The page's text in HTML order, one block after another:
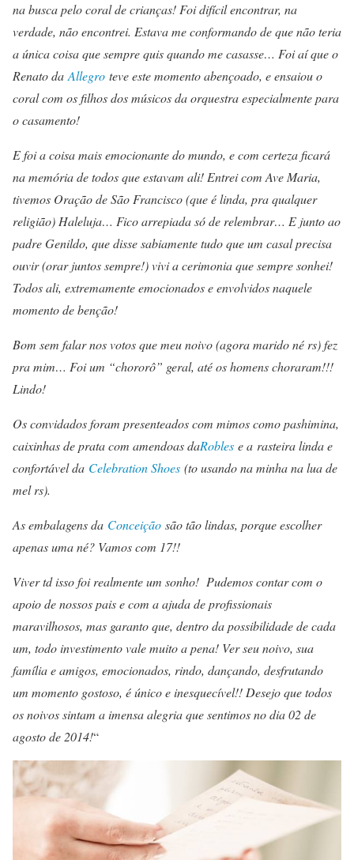
na busca pelo coral de crianças! Foi difícil encontrar, na
verdade, não encontrei. Estava me conformando de que não teria
a única coisa que sempre quis quando me casasse… Foi aí que o
Renato da Allegro teve este momento abençoado, e ensaiou o
coral com os filhos dos músicos da orquestra especialmente para
o casamento!
E foi a coisa mais emocionante do mundo, e com certeza ficará
na memória de todos que estavam ali! Entrei com Ave Maria,
tivemos Oração de São Francisco (que é linda, pra qualquer
religião) Haleluja… Fico arrepiada só de relembrar… E junto ao
padre Genildo, que disse sabiamente tudo que um casal precisa
ouvir (orar juntos sempre!) vivi a cerimonia que sempre sonhei!
Todos ali, extremamente emocionados e envolvidos naquele
momento de benção!
Bom sem falar nos votos que meu noivo (agora marido né rs) fez
pra mim… Foi um “chororô” geral, até os homens choraram!!!
Lindo!
Os convidados foram presenteados com mimos como pashimina,
caixinhas de prata com amendoas daRobles e a rasteira linda e
confortável da Celebration Shoes (to usando na minha na lua de
mel rs).
As embalagens da Conceição são tão lindas, porque escolher
apenas uma né? Vamos com 17!!
Viver td isso foi realmente um sonho! Pudemos contar com o
apoio de nossos pais e com a ajuda de profissionais
maravilhosos, mas garanto que, dentro da possibilidade de cada
um, todo investimento vale muito a pena! Ver seu noivo, sua
família e amigos, emocionados, rindo, dançando, desfrutando
um momento gostoso, é único e inesquecível!! Desejo que todos
os noivos sintam a imensa alegria que sentimos no dia 02 de
agosto de 2014!“